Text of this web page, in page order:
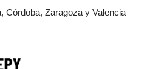
Córdoba, Zaragoza y Valencia